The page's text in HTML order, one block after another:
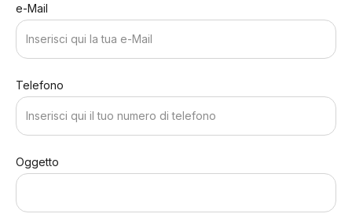
e-Mail
Telefono
Oggetto